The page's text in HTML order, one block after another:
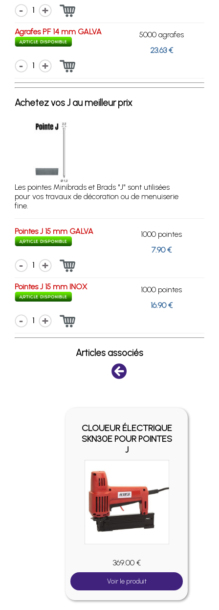
1
Agrafes PF 14 mm GALVA
5000 agrafes
23.63 €
1
Achetez vos J au meilleur prix
Les pointes Minibrads et Brads "J" sont utilisées
pour vos travaux de décoration ou de menuiserie
fine.
Pointes J 15 mm GALVA
1000 pointes
7.90 €
1
Pointes J 15 mm INOX
1000 pointes
16.90 €
1
Articles associés
CLOUEUR ÉLECTRIQUE
SKN30E POUR POINTES
J
369.00 €
Voir le produit